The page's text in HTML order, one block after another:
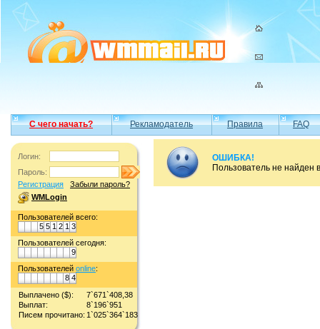
С чего начать? Рекламодатель Правила FAQ
Логин:
Пароль:
Регистрация
Забыли пароль?
WMLogin
Пользователей всего:
5 5 1 2 1 3
Пользователей сегодня:
9
Пользователей online:
8 4
Выплачено ($):
7`671`408,38
Выплат:
8`196`951
Писем прочитано: 1`025`364`183
ОШИБКА!
Пользователь не найден